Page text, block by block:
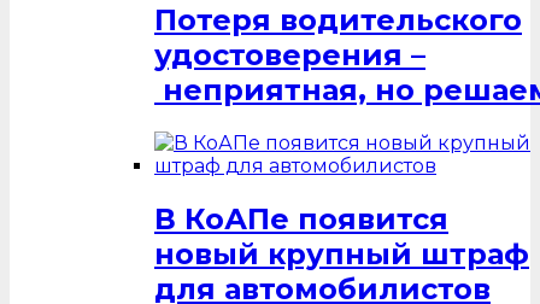
Потеря водительского
удостоверения –
неприятная, но
В КоАПе появится
новый крупный штраф
для автомобилистов